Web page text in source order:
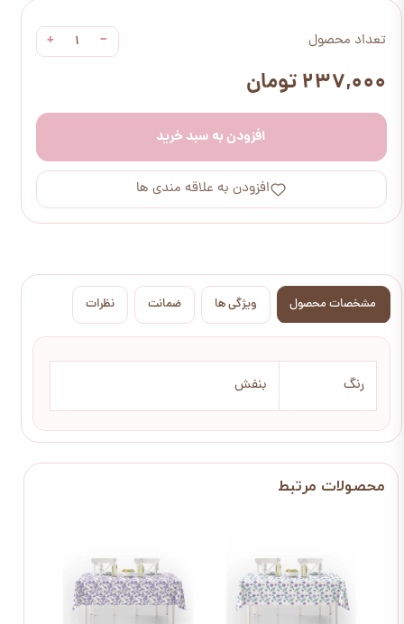
تعداد محصول −
+
۲۳۷,۰۰۰ تومان
افزودن به سبد خرید
افزودن به علاقه مندی ها
مشخصات محصول ویژگی ها ضمانت نظرات
رنگ بنفش